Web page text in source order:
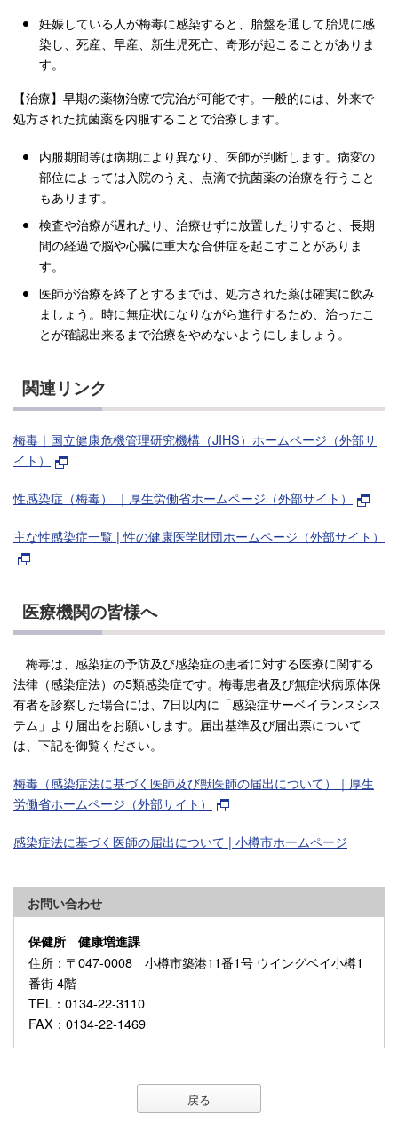
妊娠している人が梅毒に感染すると、胎盤を通して胎児に感
染し、死産、早産、新生児死亡、奇形が起こることがありま
す。
【治療】早期の薬物治療で完治が可能です。一般的には、外来で
処方された抗菌薬を内服することで治療します。
内服期間等は病期により異なり、医師が判断します。病変の
部位によっては入院のうえ、点滴で抗菌薬の治療を行うこと
もあります。
検査や治療が遅れたり、治療せずに放置したりすると、長期
間の経過で脳や心臓に重大な合併症を起こすことがありま
す。
医師が治療を終了とするまでは、処方された薬は確実に飲み
ましょう。時に無症状になりながら進行するため、治ったこ
とが確認出来るまで治療をやめないようにしましょう。
関連リンク
梅毒｜国立健康危機管理研究機構（JIHS）ホームページ（外部サ
イト）
性感染症（梅毒） ｜厚生労働省ホームページ（外部サイト）
主な性感染症一覧 | 性の健康医学財団ホームページ（外部サイト）
医療機関の皆様へ
梅毒は、感染症の予防及び感染症の患者に対する医療に関する
法律（感染症法）の5類感染症です。梅毒患者及び無症状病原体保
有者を診察した場合には、7日以内に「感染症サーベイランスシス
テム」より届出をお願いします。届出基準及び届出票について
は、下記を御覧ください。
梅毒（感染症法に基づく医師及び獣医師の届出について）｜厚生
労働省ホームページ（外部サイト）
感染症法に基づく医師の届出について | 小樽市ホームページ
お問い合わせ
保健所 健康増進課
住所 ：〒047-0008 小樽市築港11番1号 ウイングベイ小樽1
番街 4階
TEL ：0134-22-3110
FAX ：0134-22-1469
戻る